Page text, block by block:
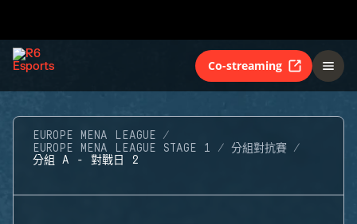
Co-streaming
EUROPE MENA LEAGUE
EUROPE MENA LEAGUE STAGE 1
分組對抗賽
分組 A - 對戰日 2